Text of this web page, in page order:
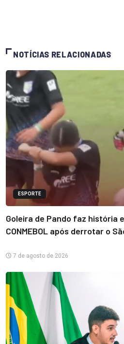
NOTÍCIAS RELACIONADAS
ESPORTE
Goleira de Pando faz história
CONMEBOL após derrotar o
7 de agosto de 2026